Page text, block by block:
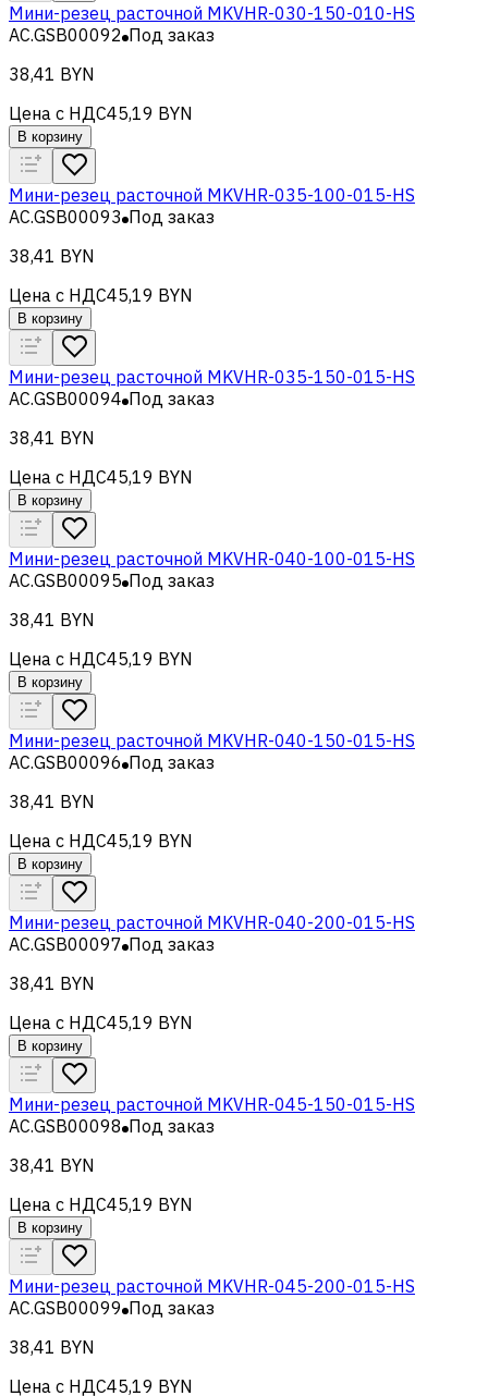
Мини-резец расточной MKVHR-030-150-010-HS
AC.GSB00092 Под заказ
38,41 BYN
Цена с НДС45,19 BYN
В корзину
Мини-резец расточной MKVHR-035-100-015-HS
AC.GSB00093 Под заказ
38,41 BYN
Цена с НДС45,19 BYN
В корзину
Мини-резец расточной MKVHR-035-150-015-HS
AC.GSB00094 Под заказ
38,41 BYN
Цена с НДС45,19 BYN
В корзину
Мини-резец расточной MKVHR-040-100-015-HS
AC.GSB00095 Под заказ
38,41 BYN
Цена с НДС45,19 BYN
В корзину
Мини-резец расточной MKVHR-040-150-015-HS
AC.GSB00096 Под заказ
38,41 BYN
Цена с НДС45,19 BYN
В корзину
Мини-резец расточной MKVHR-040-200-015-HS
AC.GSB00097 Под заказ
38,41 BYN
Цена с НДС45,19 BYN
В корзину
Мини-резец расточной MKVHR-045-150-015-HS
AC.GSB00098 Под заказ
38,41 BYN
Цена с НДС45,19 BYN
В корзину
Мини-резец расточной MKVHR-045-200-015-HS
AC.GSB00099 Под заказ
38,41 BYN
Цена с НДС45,19 BYN